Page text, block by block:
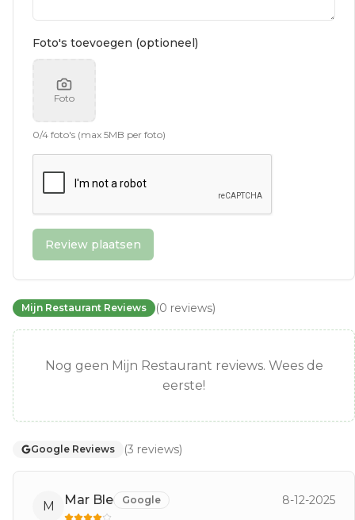
Foto's toevoegen (optioneel)
Foto
0/4 foto's (max 5MB per foto)
Review plaatsen
Mijn Restaurant Reviews (0 reviews)
Nog geen Mijn Restaurant reviews. Wees de
eerste!
Google Reviews (3 reviews)
M Mar Ble Google 8-12-2025